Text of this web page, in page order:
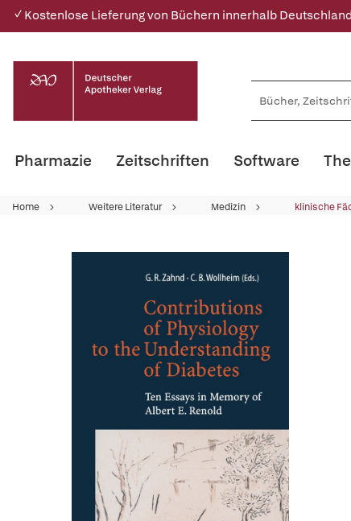
✓ Kostenlose Lieferung von Büchern innerhalb
Pharmazie Zeitschriften Software
Home Weitere Literatur Medizin klinische